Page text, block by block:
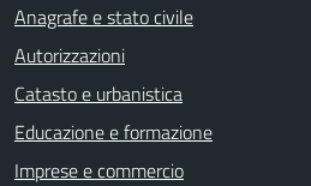
Anagrafe e stato civile
Autorizzazioni
Catasto e urbanistica
Educazione e formazione
Imprese e commercio